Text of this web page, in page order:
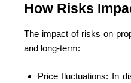
How Risks
The impact of risks on
and long-term:
Price fluctuations: In